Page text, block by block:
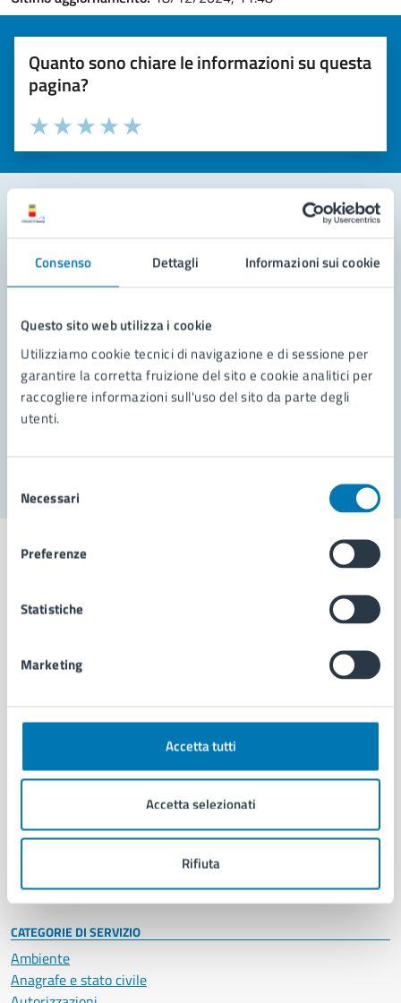
Consenso Dettagli Informazioni sui cookie
Questo sito web utilizza i cookie
Utilizziamo cookie tecnici di navigazione e di sessione per
garantire la corretta fruizione del sito e cookie analitici per
raccogliere informazioni sull'uso del sito da parte degli
utenti.
delNecessari
Preferenze
Statistiche
Marketing
Accetta tutti
Accetta selezionati
Rifiuta
Quanto sono chiare le informazioni su questa
pagina?
Valuta la chiarezza delle informazioni (da 1 a 5 stelle)
Seleziona il numero di stelle per valutare la chiarezza delle
Valuta 5 stelle su 5
Valuta 4 stelle su 5
Valuta 3 stelle su 5
Valuta 2 stelle su 5
Valuta 1 stelle su 5
Leggi le domande frequenti
Richiedi assistenza
Prenota appuntamento
Problemi in città
Comune di Napoli
AMMINISTRAZIONE
Organi di governo
Enti e fondazioni
Personale amministrativo
Intranet, posta aziendale e protocollo
CATEGORIE DI SERVIZIO
Ambiente
Anagrafe e stato civile